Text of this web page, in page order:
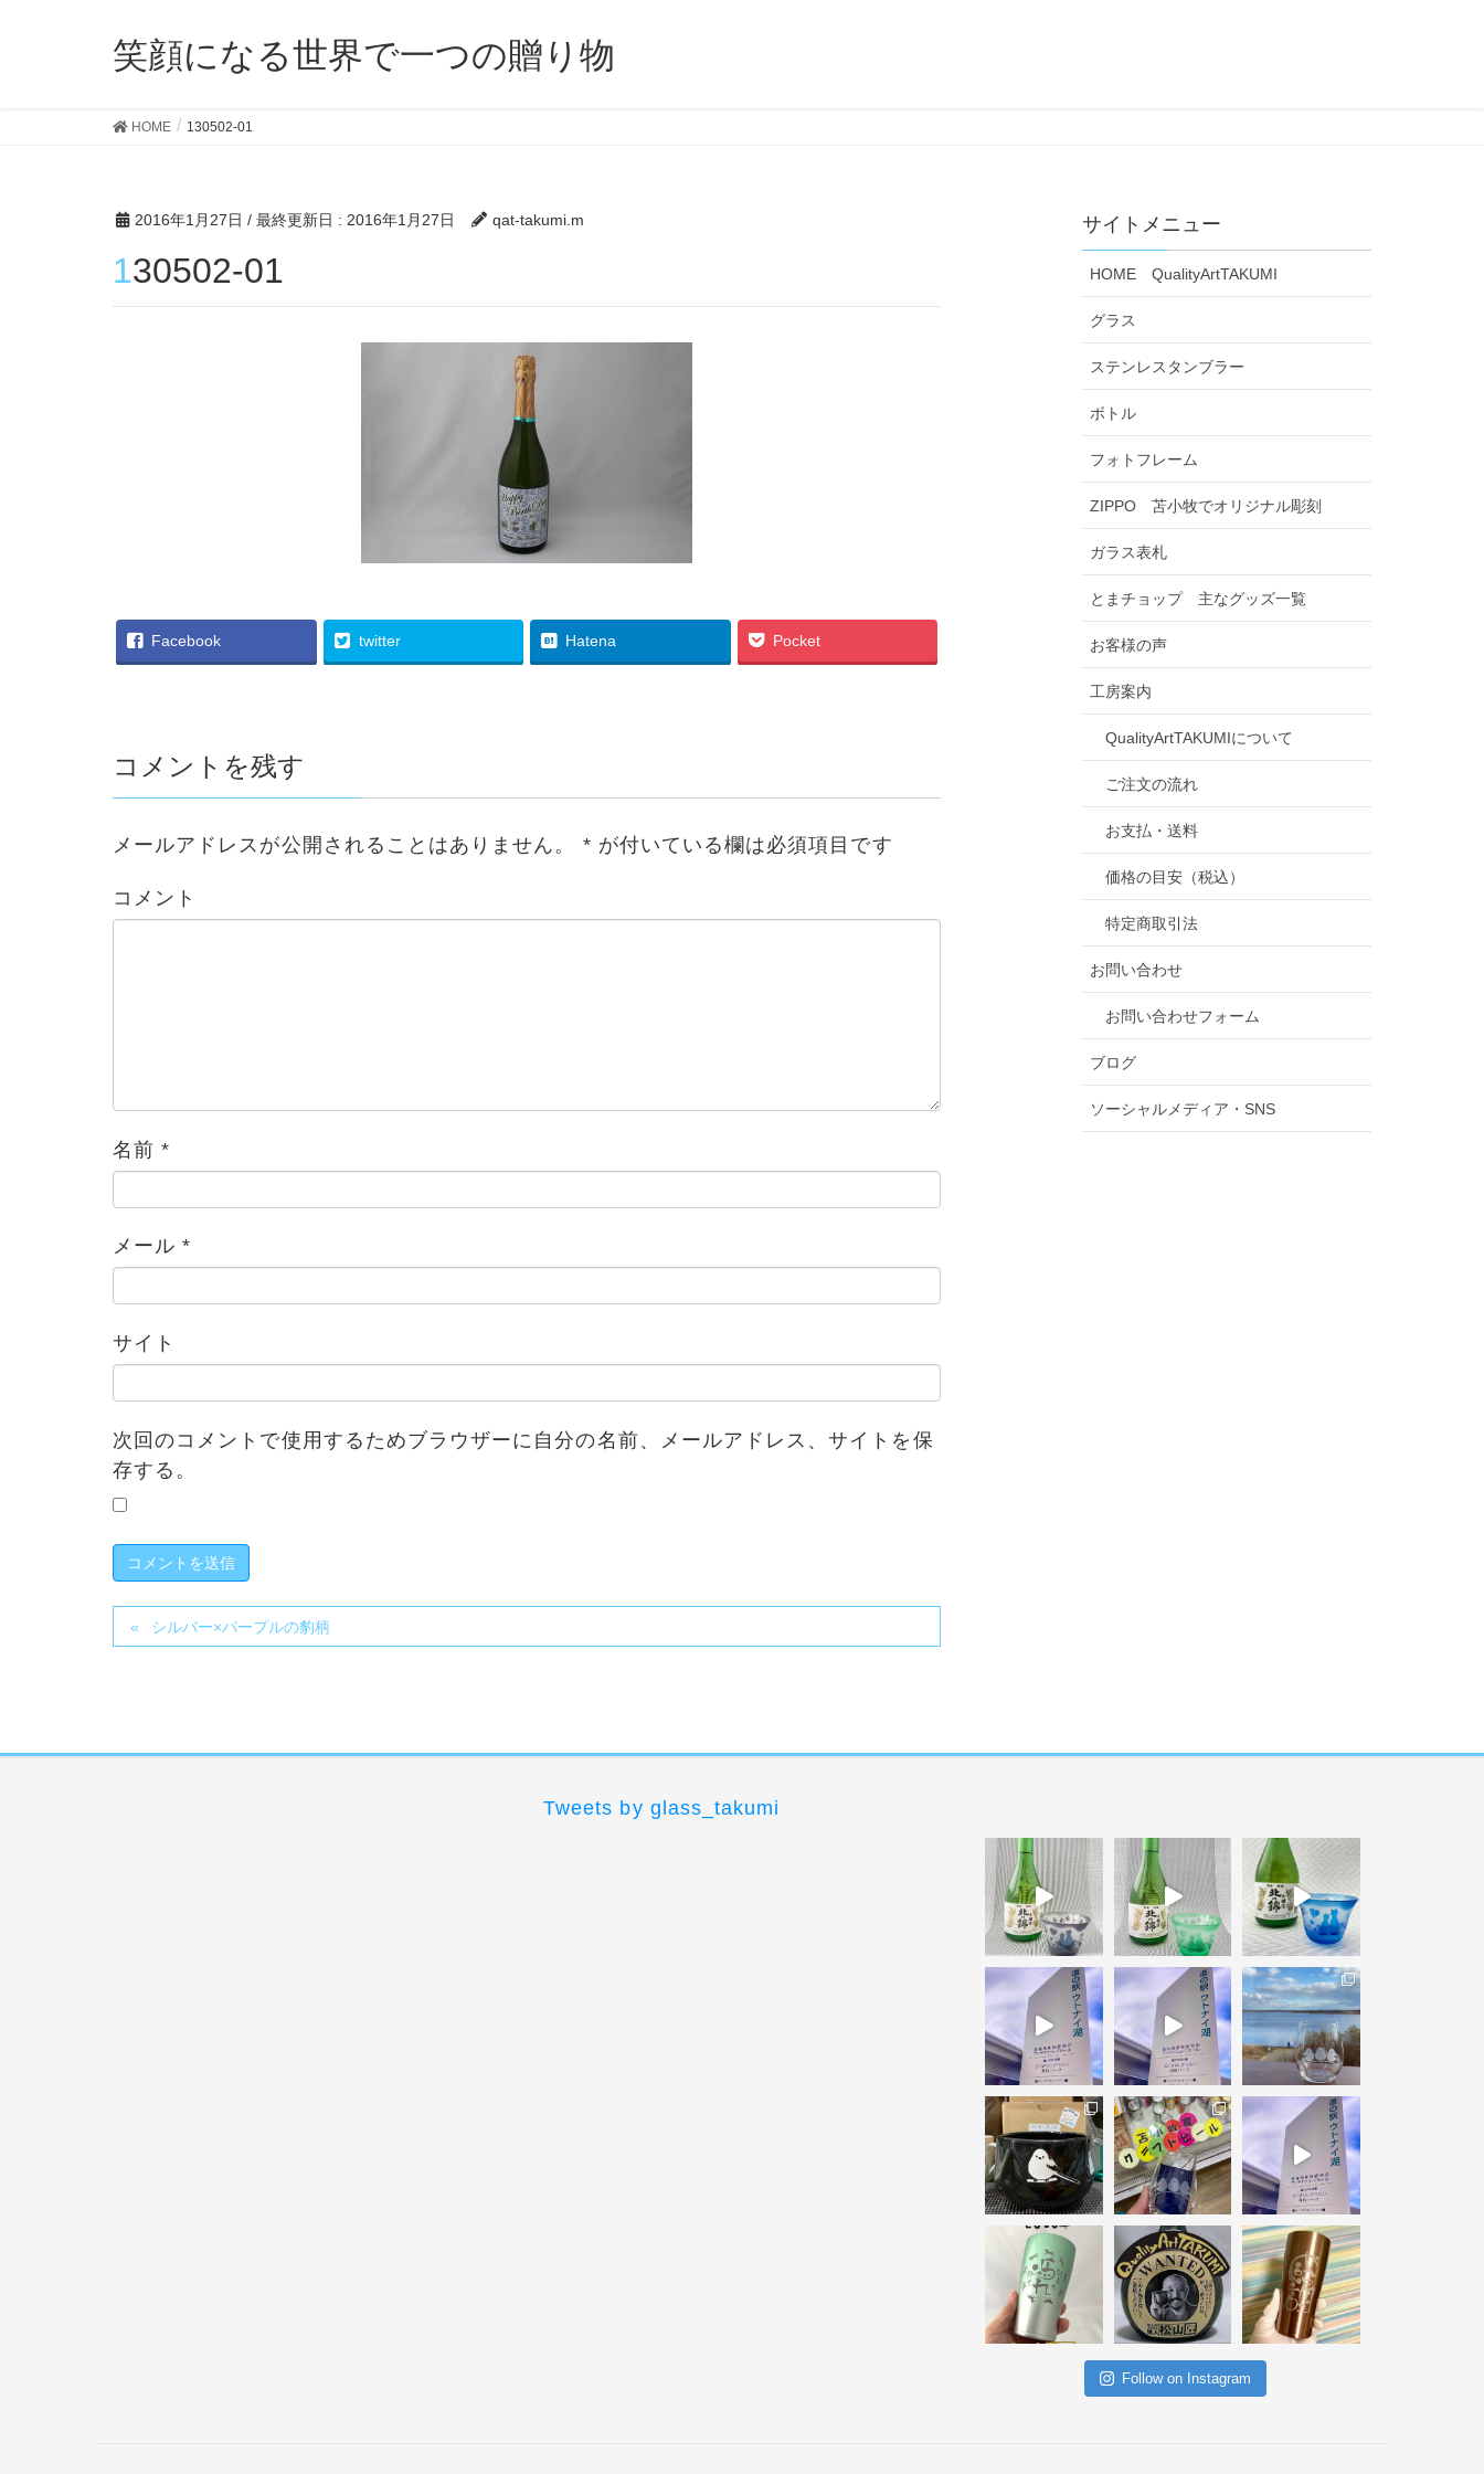
笑顔になる世界で一つの贈り物
HOME 130502-01
2016年1月27日 / 最終更新日 : 2016年1月27日 qat-takumi.m
130502-01
Facebook twitter Hatena Pocket
コメントを残す
メールアドレスが公開されることはありません。 * が付いている欄は必須項目です
コメント
名前*
メール*
サイト
次回のコメントで使用するためブラウザーに自分の名前、メールアドレス、サイトを保
存する。
シルバー×パープルの豹柄
サイトメニュー
HOME QualityArtTAKUMI
グラス
ステンレスタンブラー
ボトル
フォトフレーム
ZIPPO 苫小牧でオリジナル彫刻
ガラス表札
とまチョップ 主なグッズ一覧
お客様の声
工房案内
QualityArtTAKUMIについて
ご注文の流れ
お支払・送料
価格の目安（税込）
特定商取引法
お問い合わせ
お問い合わせフォーム
ブログ
ソーシャルメディア・SNS
Tweets by glass_takumi
Follow on Instagram